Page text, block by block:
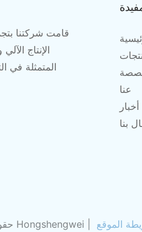
قامت شركتنا
الإنتاج
المتمثلة في
عنا
أخبار
بنا
حقوق الطبع والنشر © 2025 Hongshengwei | الموقع